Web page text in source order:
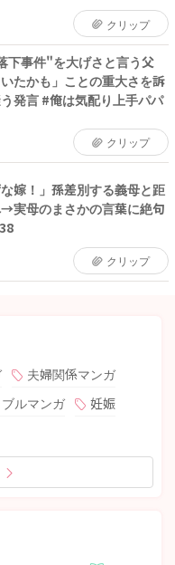
クリップ
下事件"を大げさと言う父
いたかも」ことの重大さを訴
発言 #俺は気配り上手パパ
クリップ
嫁！」孫差別する義母と距
実母のまさかの言葉に絶句
クリップ
夫婦関係マンガ
ルマンガ
妊娠